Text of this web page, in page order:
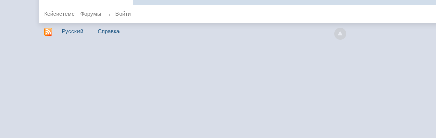
Кейсистемс - Форумы → Войти
Русский Справка